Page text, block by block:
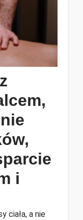
i
ciała, a nie